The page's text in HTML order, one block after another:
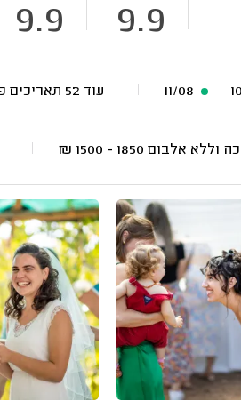
9.9
9.9
עוד 52 תאריכים פנויים
1850 - 1500
₪